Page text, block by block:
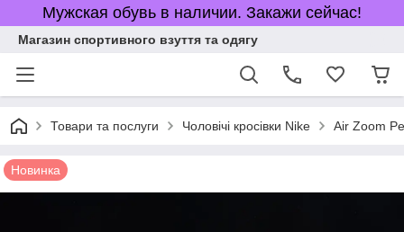
Мужская обувь в наличии. Закажи сейчас!
Магазин спортивного взуття та одягу
Товари та послуги Чоловічі кросівки Nike Air Zoom
Новинка